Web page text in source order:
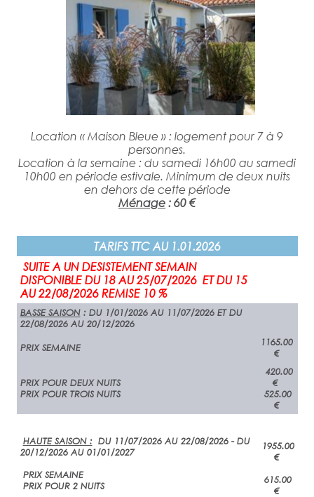
Location « Maison Bleue » : logement pour 7 à 9
personnes.
Location à la semaine : du samedi 16h00 au samedi
10h00 en période estivale. Minimum de deux nuits
en dehors de cette période
Ménage : 60 €
TARIFS TTC AU 1.01.2026
SUITE A UN DESISTEMENT SEMAIN
DISPONIBLE DU 18 AU 25/07/2026 ET DU 15
AU 22/08/2026 REMISE 10 %
BASSE SAISON: DU 1/01/2026 AU 11/07/2026 ET DU
22/08/2026 AU 20/12/2026
PRIX SEMAINE
1165.00
€
PRIX POUR DEUX NUITS
PRIX POUR TROIS NUITS
420.00
€
525.00
€
HAUTE SAISON :DU 11/07/2026 AU 22/08/2026 - DU
20/12/2026 AU 01/01/2027
PRIX SEMAINE
PRIX POUR 2 NUITS
1955.00
€
615.00
€